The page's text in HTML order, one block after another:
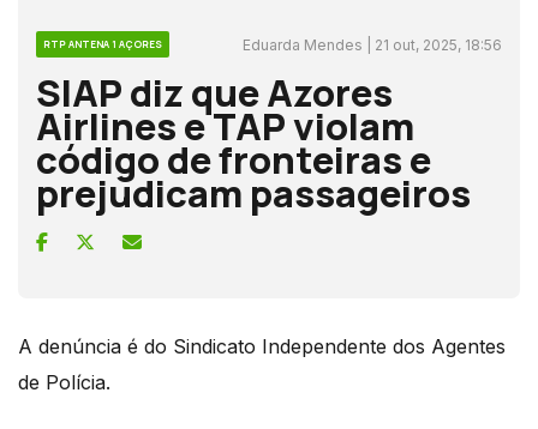
RTP ANTENA 1 AÇORES Eduarda Mendes | 21 out, 2025, 18:56
SIAP diz que Azores
Airlines e TAP violam
código de fronteiras e
prejudicam passageiros
A denúncia é do Sindicato Independente dos Agentes
de Polícia.